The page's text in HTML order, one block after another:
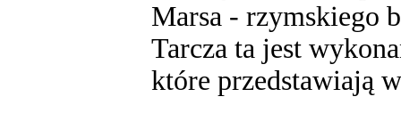
Marsa - rzymskiego
Tarcza ta jest
które przedstawiają